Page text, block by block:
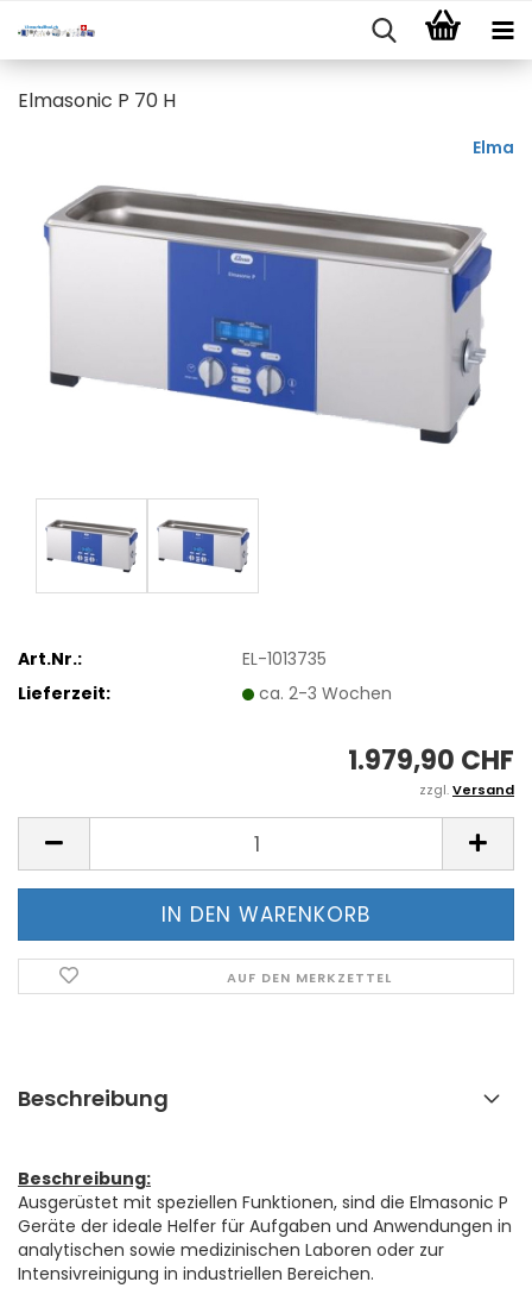
Elmasonic P 70 H
Elma
Art.Nr.:
EL-1013735
Lieferzeit:
ca. 2-3 Wochen
1.979,90 CHF
zzgl.Versand
AUF DEN MERKZETTEL
Beschreibung
Beschreibung:
Ausgerüstet mit speziellen Funktionen, sind die Elmasonic P
Geräte der ideale Helfer für Aufgaben und Anwendungen in
analytischen sowie medizinischen Laboren oder zur
Intensivreinigung in industriellen Bereichen.